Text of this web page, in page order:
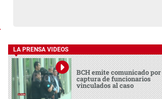
LA PRENSA VIDEOS
BCH emite comunicado por
captura de funcionarios
vinculados al caso